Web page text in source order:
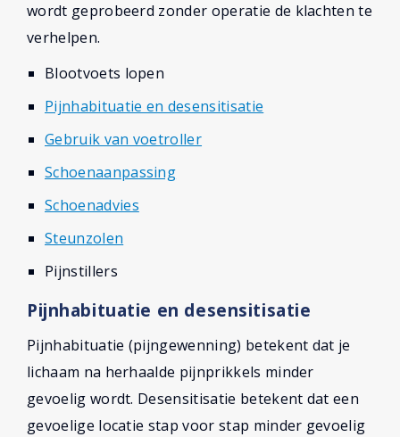
wordt geprobeerd zonder operatie de klachten te
verhelpen.
Blootvoets lopen
Pijnhabituatie en desensitisatie
Gebruik van voetroller
Schoenaanpassing
Schoenadvies
Steunzolen
Pijnstillers
Pijnhabituatie en desensitisatie
Pijnhabituatie (pijngewenning) betekent dat je
lichaam na herhaalde pijnprikkels minder
gevoelig wordt. Desensitisatie betekent dat een
gevoelige locatie stap voor stap minder gevoelig